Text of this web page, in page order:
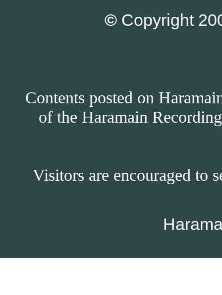
© Copyright
Contents posted on
of the Haramain
Visitors are encouraged to